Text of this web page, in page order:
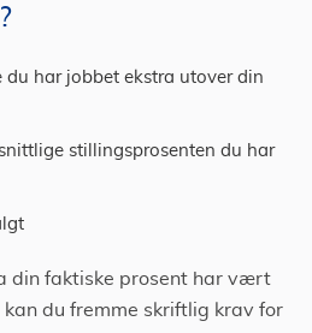
du har jobbet ekstra utover din
stillingsprosenten du har
din faktiske prosent har vært
du fremme skriftlig krav for